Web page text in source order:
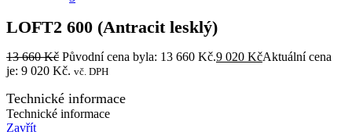
LOFT2 600 (Antracit lesklý)
13 660Kč Původní cena byla: 13 660 Kč.9 020 KčAktuální cena
je: 9 020 Kč. vč. DPH
Technické informace
Technické informace
Zavřít